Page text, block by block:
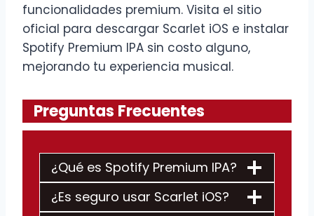
funcionalidades premium. Visita el sitio
oficial para descargar Scarlet iOS e instalar
Spotify Premium IPA sin costo alguno,
mejorando tu experiencia musical.
Preguntas Frecuentes
¿Qué es Spotify Premium IPA?
¿Es seguro usar Scarlet iOS?